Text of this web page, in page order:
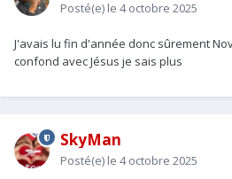
Posté(e) le 4 octobre 2025
J'avais lu fin d'année donc sûrement
confond avec Jésus je sais plus
SkyMan
Posté(e) le 4 octobre 2025